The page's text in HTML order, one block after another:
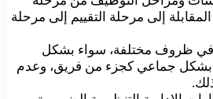
إلى مرحلة التقييم إلى مرحلة
في ظروف مختلفة، سواء بشكل
بشكل جماعي كجزء من فريق، وعدم